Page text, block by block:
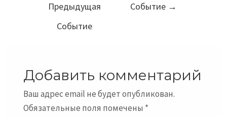
записям
Предыдущая
Событие
Событие →
Добавить комментарий
Ваш адрес email не будет опубликован.
Обязательные поля помечены *